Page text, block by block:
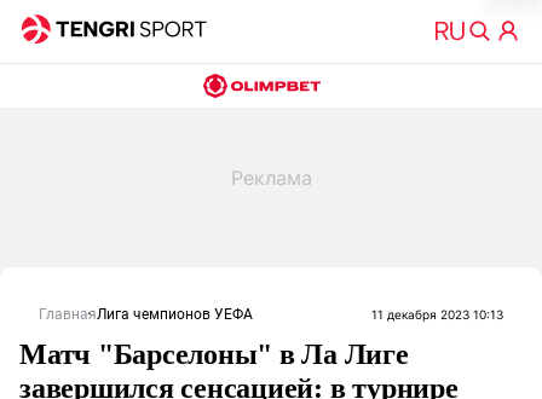
ГлавнаяЛига чемпионов УЕФА 11 декабря 2023 10:13
Матч "Барселоны" в Ла Лиге
завершился сенсацией: в турнире